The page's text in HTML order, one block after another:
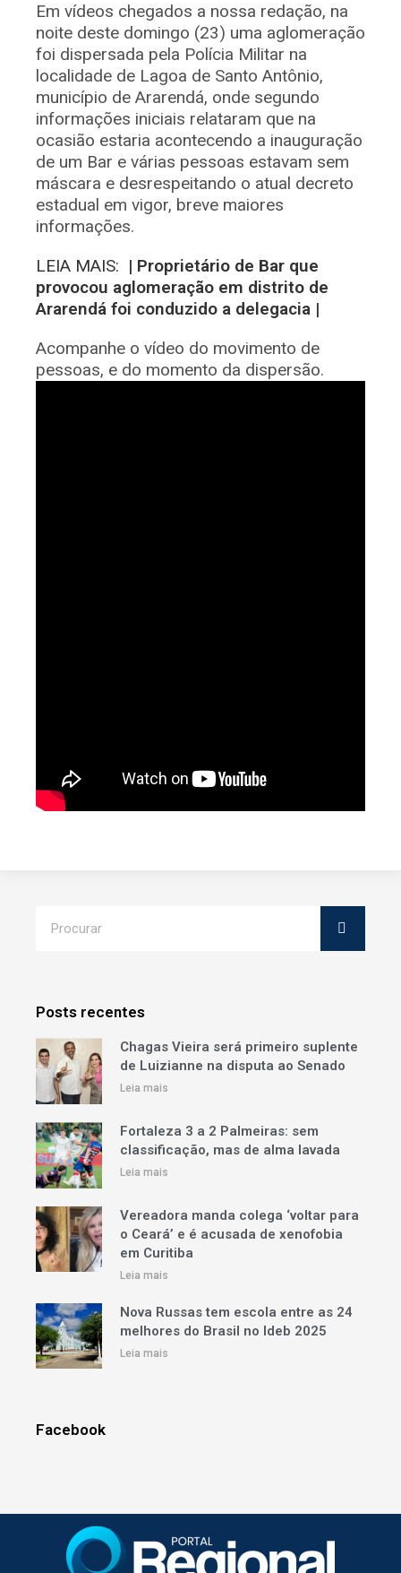
Em vídeos chegados a nossa redação, na
noite deste domingo (23) uma aglomeração
foi dispersada pela Polícia Militar na
localidade de Lagoa de Santo Antônio,
município de Ararendá, onde segundo
informações iniciais relataram que na
ocasião estaria acontecendo a inauguração
de um Bar e várias pessoas estavam sem
máscara e desrespeitando o atual decreto
estadual em vigor, breve maiores
informações.
LEIA MAIS: | Proprietário de Bar que
provocou aglomeração em distrito de
Ararendá foi conduzido a delegacia |
Acompanhe o vídeo do movimento de
pessoas, e do momento da dispersão.
Posts recentes
Chagas Vieira será primeiro suplente
de Luizianne na disputa ao Senado
Leia mais
Fortaleza 3 a 2 Palmeiras: sem
classificação, mas de alma lavada
Leia mais
Vereadora manda colega ‘voltar para
o Ceará’ e é acusada de xenofobia
em Curitiba
Leia mais
Nova Russas tem escola entre as 24
melhores do Brasil no Ideb 2025
Leia mais
Facebook